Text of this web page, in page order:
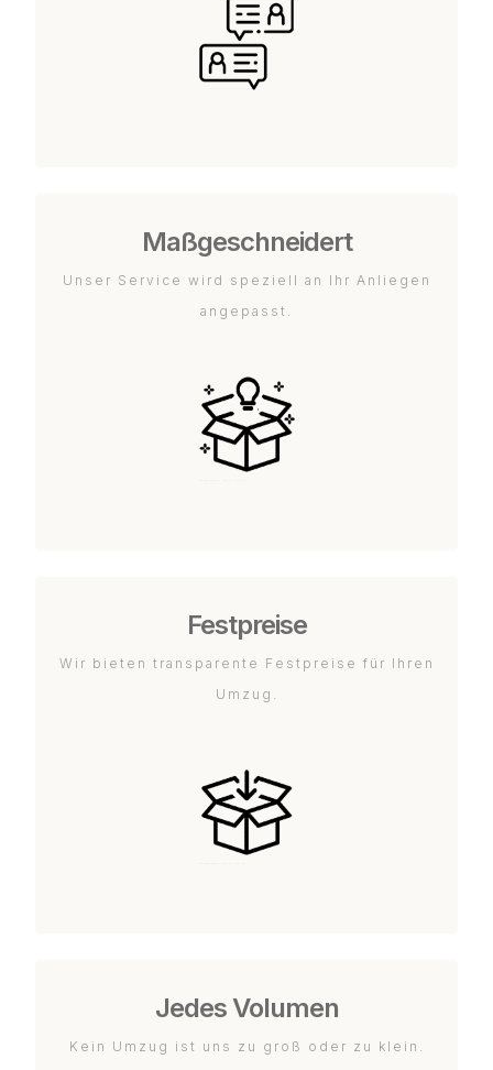
Maßgeschneidert
Unser Service wird speziell an Ihr Anliegen
angepasst.
Festpreise
Wir bieten transparente Festpreise für Ihren
Umzug.
Jedes Volumen
Kein Umzug ist uns zu groß oder zu klein.